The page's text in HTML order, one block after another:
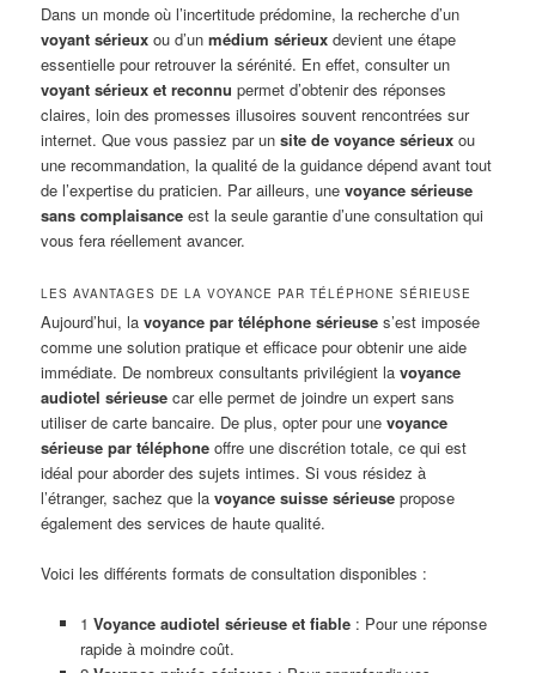
Dans un monde où l’incertitude prédomine, la recherche d’un
voyant sérieux ou d’unmédium sérieux devient une étape
essentielle pour retrouver la sérénité. En effet, consulter un
voyant sérieux et reconnu permet d’obtenir des réponses
claires, loin des promesses illusoires souvent rencontrées sur
internet. Que vous passiez par unsite de voyance sérieux ou
une recommandation, la qualité de la guidance dépend avant tout
de l’expertise du praticien. Par ailleurs, unevoyance sérieuse
sans complaisance est la seule garantie d’une consultation qui
vous fera réellement avancer.
LES AVANTAGES DE LA VOYANCE PAR TÉLÉPHONE SÉRIEUSE
Aujourd’hui, lavoyance par téléphone sérieuse s’est imposée
comme une solution pratique et efficace pour obtenir une aide
immédiate. De nombreux consultants privilégient lavoyance
audiotel sérieuse car elle permet de joindre un expert sans
utiliser de carte bancaire. De plus, opter pour unevoyance
sérieuse par téléphone offre une discrétion totale, ce qui est
idéal pour aborder des sujets intimes. Si vous résidez à
l’étranger, sachez que lavoyance suisse sérieuse propose
également des services de haute qualité.
Voici les différents formats de consultation disponibles :
1 Voyance audiotel sérieuse et fiable: Pour une réponse
rapide à moindre coût.